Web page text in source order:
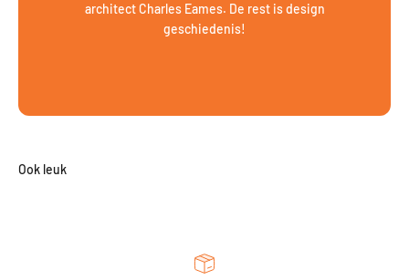
architect Charles Eames. De rest is design
geschiedenis!